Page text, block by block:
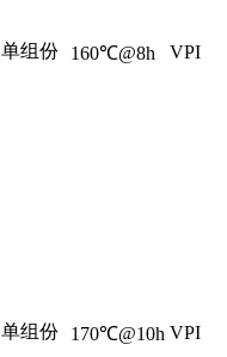
单组份 160℃@8h VPI
单组份 170℃@10h VPI